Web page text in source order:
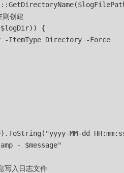
则创建
{
-ItemType Directory -Force
MM-dd
- $message"
写入日志文件